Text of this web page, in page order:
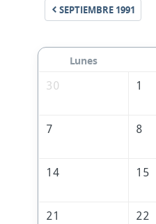
SEPTIEMBRE 1991
Lunes
30
1
7 8
14 15
21 22